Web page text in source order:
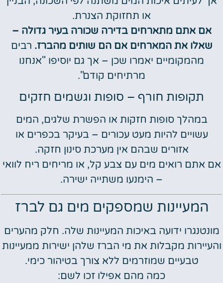
או תחזוקת הצנרת.
אם אתם מתארחים בדירה שכורה בעיר גדולה –
שאלו את המארחים אם הם שותים מהברז. רבים
מהמקומיים יאמרו שכן – אך גם יוסיפו "אנחנו
מרתיחים קודם".
תקופות חורף – סופות וגשמים חזקים
במהלך סופות חזקות או הפשרת שלגים, המים
עשויים להיות מעט עכורים – בעיקר בכפרים או
אזורים שבהם אין מערכת סינון חזקה.
אם אתם רואים מים עם צבע קל, או מריחים ריח לוואי
– הימנעו משתייה ישירה.
המעיינות שמספקים מים גם לברז
מונטנגרו ידועה באיכות המעיינות שלה. חלק מהערים
והעיירות מקבלות את מי הברז שלהן ישירות ממעיינות
טבעיים שמוזרמים ללא צורך בטיהור כימי.
כמה מהם אפילו זכו לשם: